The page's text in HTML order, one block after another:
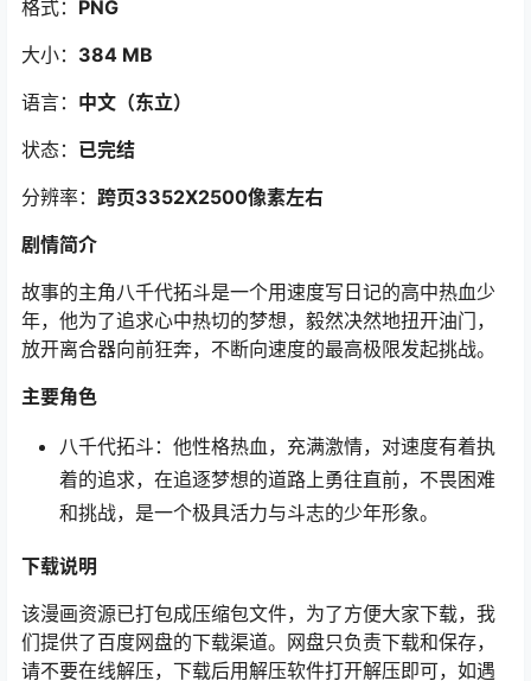
格式： PNG
大小： 384 MB
语言： 中文（东立）
状态： 已完结
分辨率： 跨页3352X2500像素左右
剧情简介
故事的主角八千代拓斗是一个用速度写日记的高中热血少
年，他为了追求心中热切的梦想，毅然决然地扭开油门，
放开离合器向前狂奔，不断向速度的最高极限发起挑战。
主要角色
八千代拓斗：他性格热血，充满激情，对速度有着执
着的追求，在追逐梦想的道路上勇往直前，不畏困难
和挑战，是一个极具活力与斗志的少年形象。
下载说明
该漫画资源已打包成压缩包文件，为了方便大家下载，我
们提供了百度网盘的下载渠道。网盘只负责下载和保存，
请不要在线解压，下载后用解压软件打开解压即可，如遇